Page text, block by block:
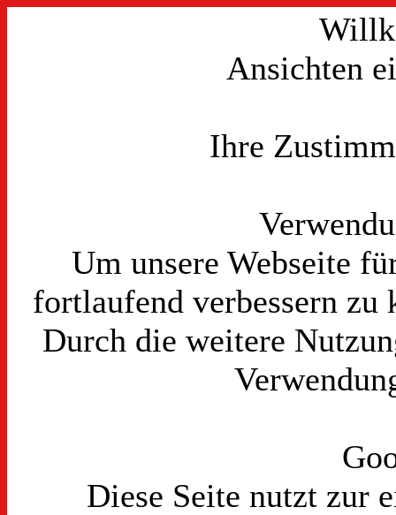
Ansichten
Ihre
Um unsere Webseite
fortlaufend verbessern zu
Durch die weitere
Diese Seite nutzt zur